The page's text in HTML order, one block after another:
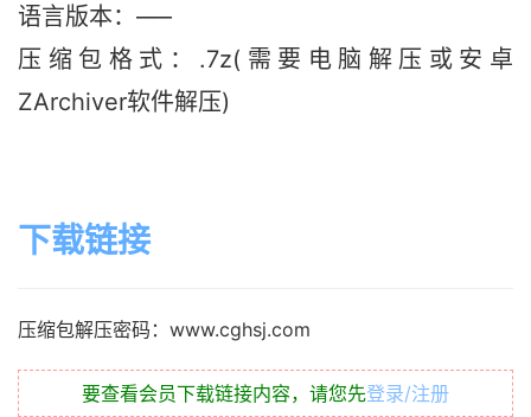
语言版本：—–
压缩包格式：.7z(需要电脑解压或安卓
ZArchiver软件解压)
下载链接
压缩包解压密码：www.cghsj.com
要查看会员下载链接内容，请您先登录/注册